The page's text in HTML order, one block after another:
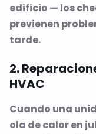
edificio — los
previenen
tarde.
2.
HVAC
Cuando una
ola de calor en